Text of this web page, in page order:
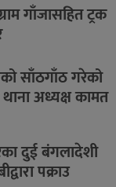
गाँजासहित ट्रक
साँठगाँठ गरेको
अध्यक्ष कामत
दुई बंगलादेशी
पक्राउ